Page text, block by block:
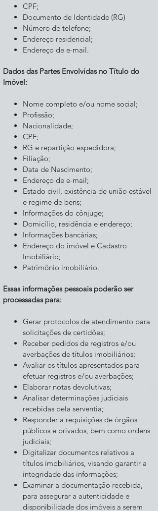
CPF;
Documento de Identidade (RG)
Número de telefone;
Endereço residencial;
Endereço de e-mail.
Dados das Partes Envolvidas no Título do
Imóvel:
Nome completo e/ou nome social;
Profissão;
Nacionalidade;
CPF;
RG e repartição expedidora;
Filiação;
Data de Nascimento;
Endereço de e-mail;
Estado civil, existência de união estável
e regime de bens;
Informações do cônjuge;
Domicílio, residência e endereço;
Informações bancárias;
Endereço do imóvel e Cadastro
Imobiliário;
Patrimônio imobiliário.
Essas informações pessoais poderão ser
processadas para:
Gerar protocolos de atendimento para
solicitações de certidões;
Receber pedidos de registros e/ou
averbações de títulos imobiliários;
Avaliar os títulos apresentados para
efetuar registros e/ou averbações;
Elaborar notas devolutivas;
Analisar determinações judiciais
recebidas pela serventia;
Responder a requisições de órgãos
públicos e privados, bem como ordens
judiciais;
Digitalizar documentos relativos a
títulos imobiliários, visando garantir a
integridade das informações;
Examinar a documentação recebida,
para assegurar a autenticidade e
disponibilidade dos imóveis a serem